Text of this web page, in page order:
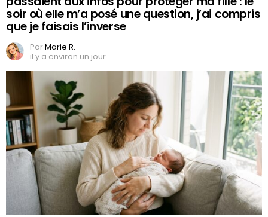
soir où elle m’a posé une question, j’ai compris
que je faisais l’inverse
ParMarie R.
il y a environ un jour